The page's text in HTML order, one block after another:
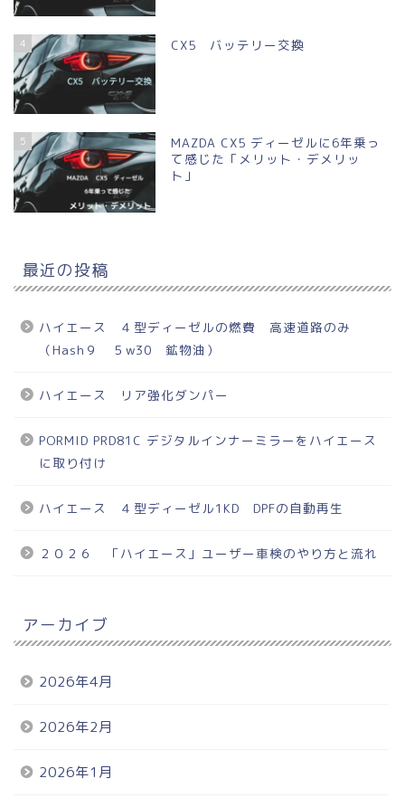
4 CX5 バッテリー交換
5
MAZDA CX5 ディーゼルに6年乗っ
て感じた「メリット・デメリッ
ト」
最近の投稿
ハイエース ４型ディーゼルの燃費 高速道路のみ
（Hash９ ５w30 鉱物油）
ハイエース リア強化ダンパー
PORMID PRD81C デジタルインナーミラーをハイエース
に取り付け
ハイエース ４型ディーゼル1KD DPFの自動再生
２０２６ 「ハイエース」ユーザー車検のやり方と流れ
アーカイブ
2026年4月
2026年2月
2026年1月